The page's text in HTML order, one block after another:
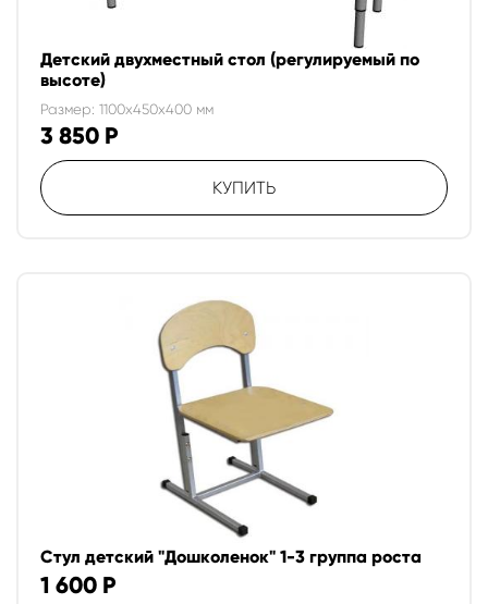
Детский двухместный стол (регулируемый по
высоте)
Размер: 1100x450x400 мм
3 850 Р
КУПИТЬ
Стул детский "Дошколенок" 1-3 группа роста
1 600 Р